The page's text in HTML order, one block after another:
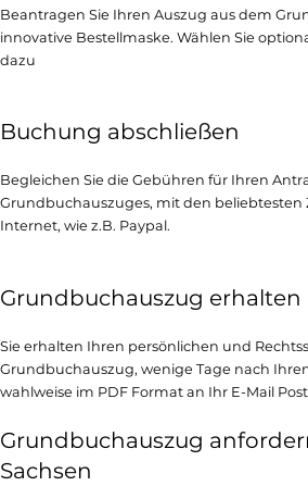
Beantragen Sie Ihren Auszug aus dem
innovative Bestellmaske. Wählen Sie
dazu
Buchung abschließen
Begleichen Sie die Gebühren für Ihren
Grundbuchauszuges, mit den
Internet, wie z.B. Paypal.
Grundbuchauszug erhalten
Sie erhalten Ihren persönlichen und
Grundbuchauszug, wenige Tage nach
wahlweise im PDF Format an Ihr E-Mail
Grundbuchauszug
Sachsen